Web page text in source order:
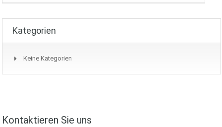
Kategorien
Keine Kategorien
Kontaktieren Sie uns